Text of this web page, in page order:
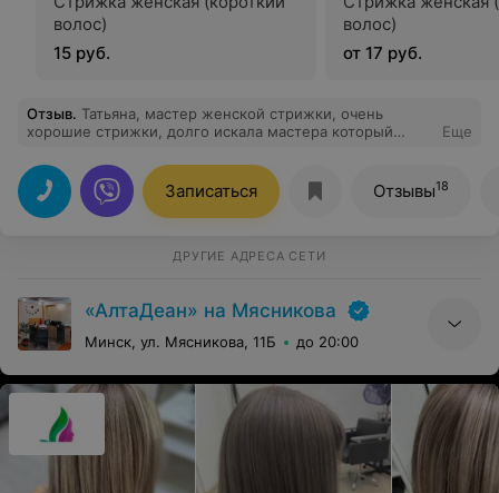
волос)
15 руб.
волос)
от 17 руб.
Отзыв. Татьяна, мастер женской стрижки, очень
хорошие стрижки, долго искала мастера который
индивидуальной. Татьяна хорошо видит клиента и
может сделать ваш образ ярче и привлекательней.
Еще
Записаться Отзывы18
ДРУГИЕ АДРЕСА СЕТИ
«АлтаДеан» на Мясникова
Минск, ул. Мясникова, 11Б до 20:00